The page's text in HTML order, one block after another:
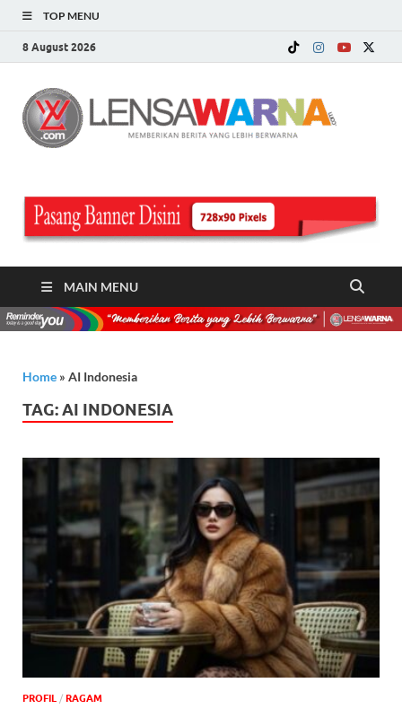
TOP MENU
8 August 2026
MAIN MENU
Home » AI Indonesia
TAG:AI INDONESIA
PROFIL / ‎RAGAM